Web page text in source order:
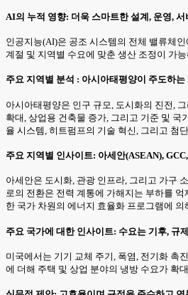
AI의 누적 영향: 더욱 스마트한 설계, 운영, 서
인공지능(AI)은 공조 시스템의 전체 밸류체
계절 및 지역별 수요에 맞춘 생산 조정이 가
주요 지역별 분석 : 아시아태평양이 주도하
아시아태평양은 인구 규모, 도시화의 진전,
확대, 상업용 건축물 증가, 그리고 기준 및
율 시스템, 히트펌프의 기술 혁신, 그리고 첨
주요 지역별 인사이트: 아세안(ASEAN),
아세안은 도시화, 관광 인프라, 그리고 가구
로의 전환은 전력 계통에 가해지는 부하를
한 국가 차원의 에너지 효율화 프로그램에
주요 국가에 대한 인사이트: 수요는 기후, 규
미국에서는 기기 교체 주기, 폭염, 전기화 촉
에 더해 주택 및 상업 분야의 냉방 수요가 확